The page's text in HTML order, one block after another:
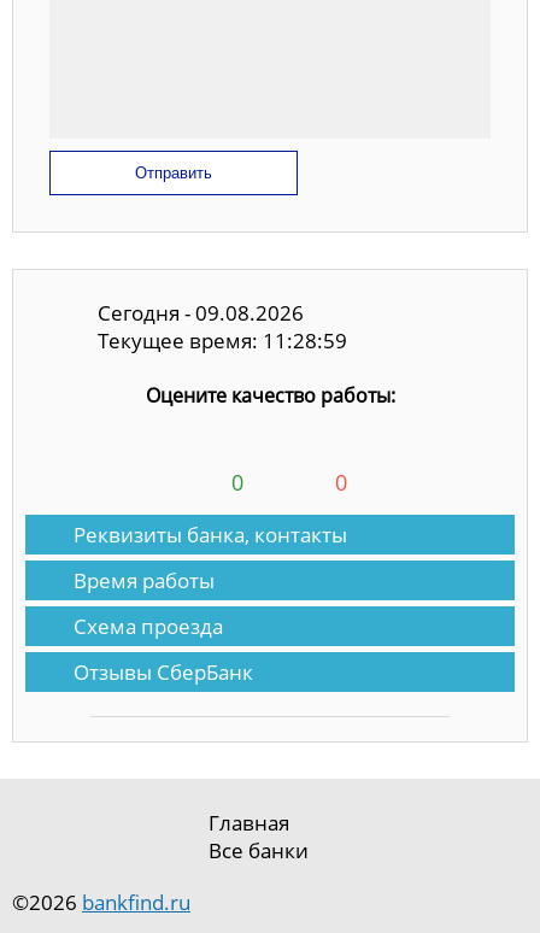
Отправить
Сегодня - 09.08.2026
Текущее время: 11:29:00
Оцените качество работы:
0 0
Реквизиты банка, контакты
Время работы
Схема проезда
Отзывы СберБанк
Главная
Все банки
©2026 bankfind.ru